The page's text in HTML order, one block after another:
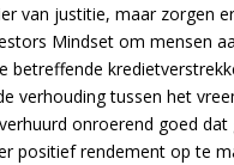
van justitie, maar zorgen
Mindset om mensen
verhouding tussen het
onroerend goed
positief rendement op te